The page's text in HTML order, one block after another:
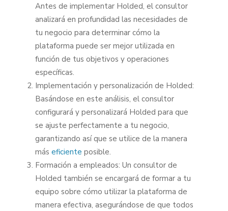
Antes de implementar Holded, el consultor
analizará en profundidad las necesidades de
tu negocio para determinar cómo la
plataforma puede ser mejor utilizada en
función de tus objetivos y operaciones
específicas.
Implementación y personalización de Holded:
Basándose en este análisis, el consultor
configurará y personalizará Holded para que
se ajuste perfectamente a tu negocio,
garantizando así que se utilice de la manera
más eficiente posible.
Formación a empleados: Un consultor de
Holded también se encargará de formar a tu
equipo sobre cómo utilizar la plataforma de
manera efectiva, asegurándose de que todos